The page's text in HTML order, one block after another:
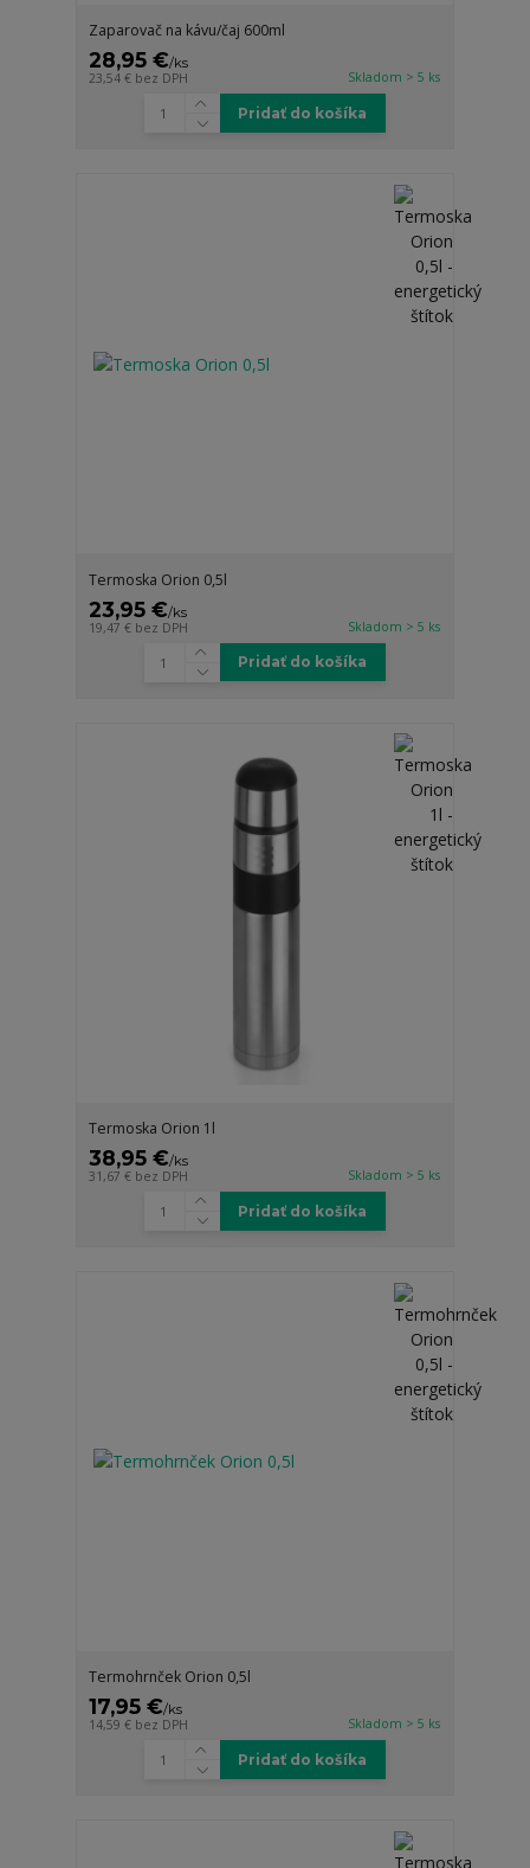
Zaparovač na kávu/čaj 600ml
28,95 €/ks
23,54 € bez DPH Skladom > 5 ks
Pridať do košíka
Termoska Orion 0,5l
23,95 €/ks
19,47 € bez DPH Skladom > 5 ks
Pridať do košíka
Termoska Orion 1l
38,95 €/ks
31,67 € bez DPH Skladom > 5 ks
Pridať do košíka
Termohrnček Orion 0,5l
17,95 €/ks
14,59 € bez DPH Skladom > 5 ks
Pridať do košíka